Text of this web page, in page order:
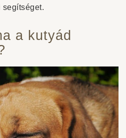
a kutyád